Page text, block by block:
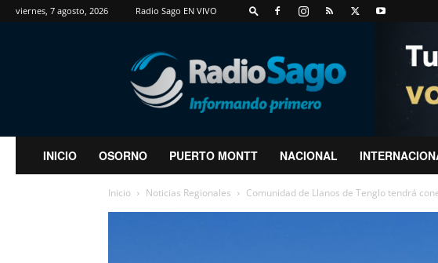
viernes, 7 agosto, 2026 Radio Sago EN VIVO
RadioSago
INICIO OSORNO PUERTO MONTT NACIONAL
Inicio Noticias Regionales Comunidad de Llanos de Tenglo tendrá